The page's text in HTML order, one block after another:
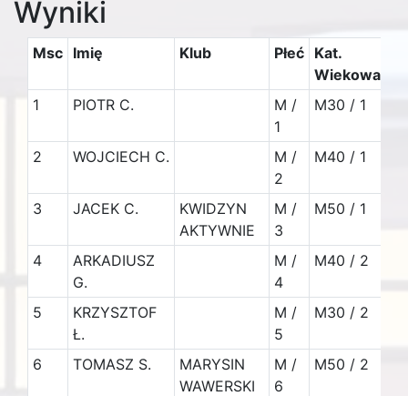
Wyniki
Msc Imię Klub Płeć
Kat.
Wiekowa
1 PIOTR C.
M /
1
M30 / 1
2
WOJCIECH C.
M /
2
M40 / 1
3
JACEK C.
KWIDZYN
AKTYWNIE
M /
3
M50 / 1
4
ARKADIUSZ
G.
M /
4
M40 / 2
5
KRZYSZTOF
Ł.
M /
5
M30 / 2
6
TOMASZ S.
MARYSIN
WAWERSKI
M /
6
M50 / 2